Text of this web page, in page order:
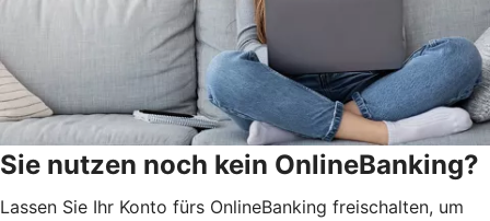
Sie nutzen noch kein OnlineBanking?
Lassen Sie Ihr Konto fürs OnlineBanking freischalten, um